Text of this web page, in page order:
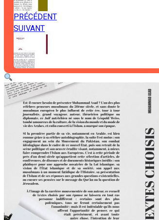
PRÉCÉDENT
SUIVANT